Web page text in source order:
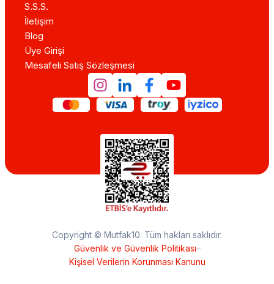
S.S.S.
İletişim
Blog
Üye Girişi
Mesafeli Satış Sözleşmesi
Copyright © Mutfak10. Tüm hakları saklıdır.
Güvenlik ve Güvenlik Politikası–
Kişisel Verilerin Korunması Kanunu